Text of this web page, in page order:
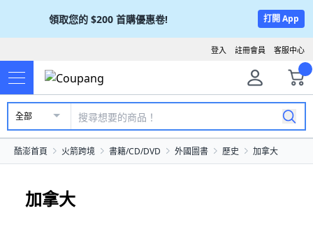
領取您的 $200 首購優惠卷! 打開 App
客服中心
註冊會員
登入
全部
酷澎首頁 火箭跨境 書籍/CD/DVD 外國圖書 歷史 加拿大
加拿大